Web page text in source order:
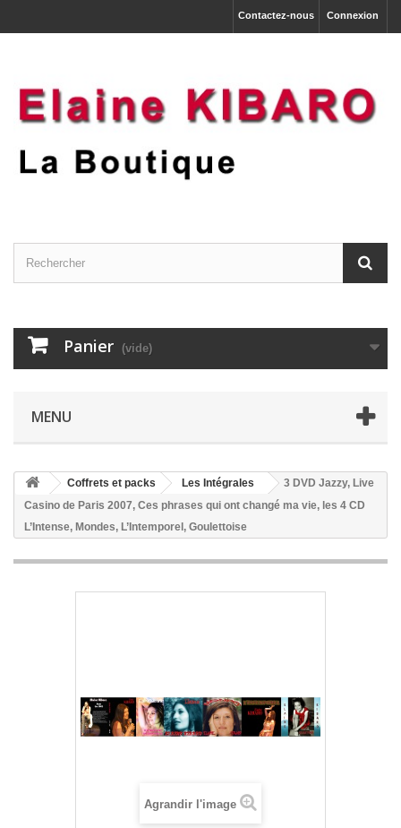
Connexion
Contactez-nous
Panier (vide)
MENU
Coffrets et packs Les Intégrales
3 DVD Jazzy, Live
Casino de Paris 2007, Ces phrases qui ont changé ma vie, les 4 CD
L’Intense, Mondes, L’Intemporel, Goulettoise
Agrandir l'image